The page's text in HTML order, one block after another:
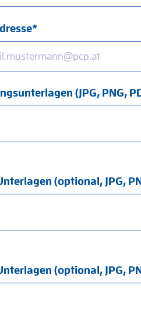
(JPG, PNG,
(optional, JPG,
(optional, JPG,